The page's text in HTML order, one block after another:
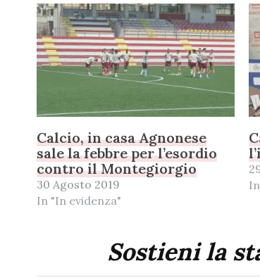
Calcio, in casa Agnonese
sale la febbre per l’esordio
contro il Montegiorgio
30 Agosto 2019
In "In evidenza"
Sostieni la